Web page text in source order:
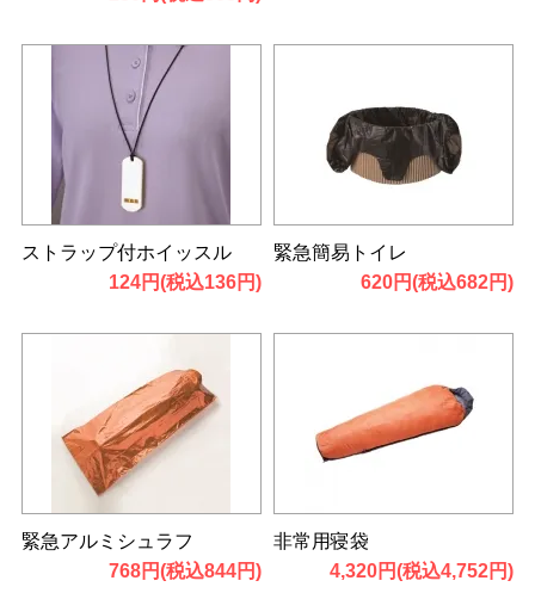
ストラップ付ホイッスル
124円(税込136円)
緊急簡易トイレ
620円(税込682円)
緊急アルミシュラフ
768円(税込844円)
非常用寝袋
4,320円(税込4,752円)